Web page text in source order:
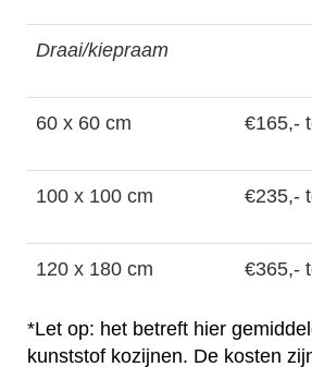
Draai/kiepraam
60 x 60 cm €165,-
100 x 100 cm €235,-
120 x 180 cm €365,-
*Let op: het betreft hier
kunststof kozijnen. De kosten